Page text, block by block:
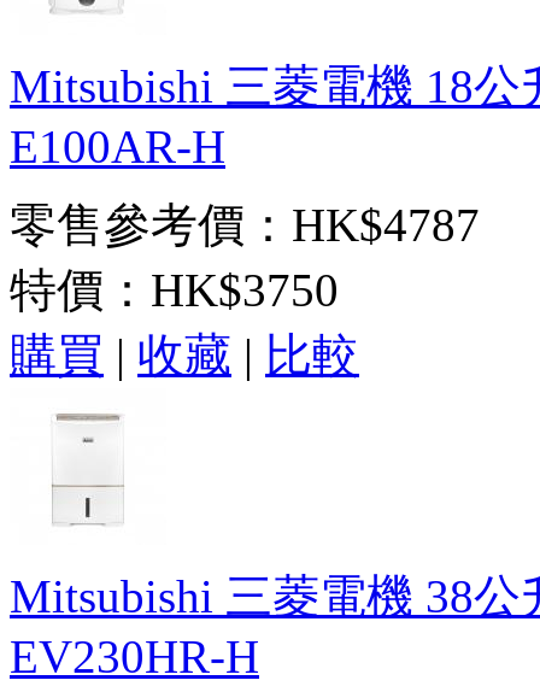
Mitsubishi 三菱電機 18
E100AR-H
零售參考價：HK$4787
特價： HK$3750
購買 | 收藏 | 比較
Mitsubishi 三菱電機 38
EV230HR-H